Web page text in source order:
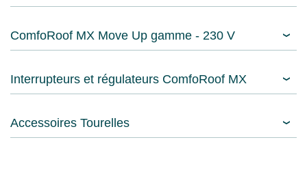
ComfoRoof MX Move Up gamme - 230 V
Interrupteurs et régulateurs ComfoRoof MX
Accessoires Tourelles